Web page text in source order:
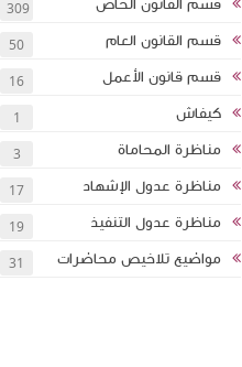
قسم القانون الخاص 309
قسم القانون العام 50
قسم قانون الأعمل 16
كيفاش 1
مناظرة المحاماة 3
مناظرة عدول الإشهاد 17
مناظرة عدول التنفيذ 19
مواضيع تلاخيص محاضرات 31